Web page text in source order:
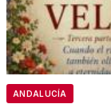
ANDALUCÍA